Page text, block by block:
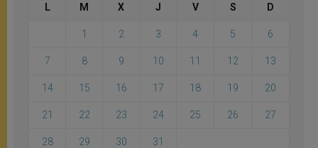
L M X J V S D
1 2 3 4 5 6
7 8 9 10 11 12 13
14 15 16 17 18 19 20
21 22 23 24 25 26 27
28 29 30 31